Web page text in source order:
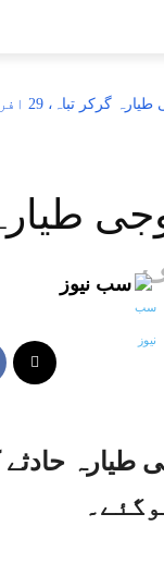
تباہ، 29 افراد ہلاک،50زخمی
سب نیوز